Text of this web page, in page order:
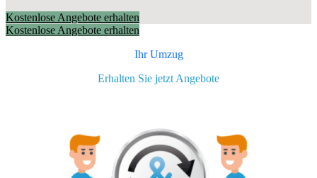
Kostenlose Angebote erhalten
Kostenlose Angebote erhalten
Ihr Umzug
Erhalten Sie jetzt Angebote